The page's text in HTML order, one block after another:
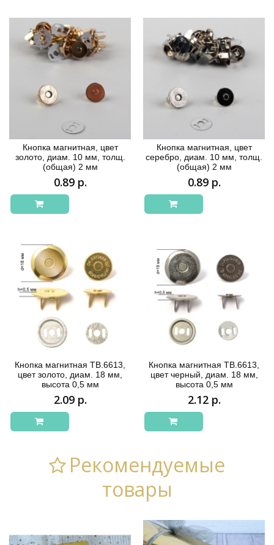
Кнопка магнитная, цвет
золото, диам. 10 мм, толщ.
(общая) 2 мм
0.89 р.
Кнопка магнитная, цвет
серебро, диам. 10 мм, толщ.
(общая) 2 мм
0.89 р.
Кнопка магнитная ТВ.6613,
цвет золото, диам. 18 мм,
высота 0,5 мм
2.09 р.
Кнопка магнитная ТВ.6613,
цвет черный, диам. 18 мм,
высота 0,5 мм
2.12 р.
Рекомендуемые
товары